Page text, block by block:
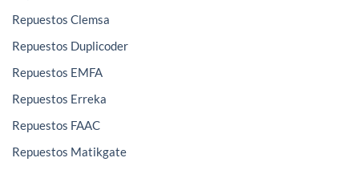
Repuestos Clemsa
Repuestos Duplicoder
Repuestos EMFA
Repuestos Erreka
Repuestos FAAC
Repuestos Matikgate